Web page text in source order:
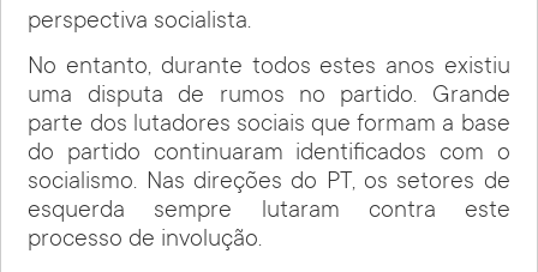
perspectiva socialista.
No entanto, durante todos estes anos existiu
uma disputa de rumos no partido. Grande
parte dos lutadores sociais que formam a base
do partido continuaram identificados com o
socialismo. Nas direções do PT, os setores de
esquerda sempre lutaram contra este
processo de involução.